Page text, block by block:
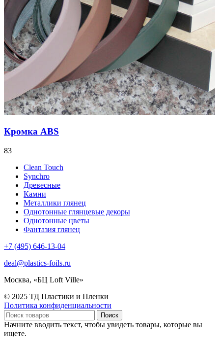
Кромка ABS
83
Clean Touch
Synchro
Древесные
Камни
Металлики глянец
Однотонные глянцевые декоры
Однотонные цветы
Фантазия глянец
+7 (495) 646-13-04
deal@plastics-foils.ru
Москва, «БЦ Loft Ville»
© 2025 ТД Пластики и Пленки
Политика конфиденциальности
Поиск
Начните вводить текст, чтобы увидеть товары, которые вы
ищете.